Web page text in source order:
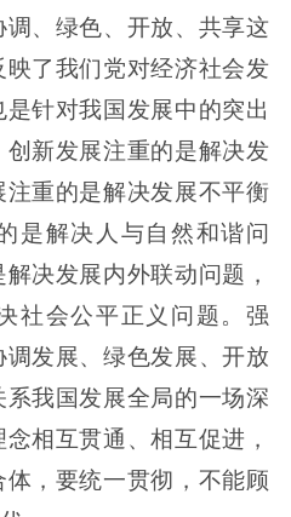
、绿色、开放、共享这
了我们党对经济社会发
针对我国发展中的突出
新发展注重的是解决发
重的是解决发展不平衡
是解决人与自然和谐问
决发展内外联动问题，
社会公平正义问题。强
发展、绿色发展、开放
我国发展全局的一场深
相互贯通、相互促进，
，要统一贯彻，不能顾